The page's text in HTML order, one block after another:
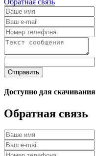
Обратная связь
Отправить
Доступно для скачивания
Обратная связь